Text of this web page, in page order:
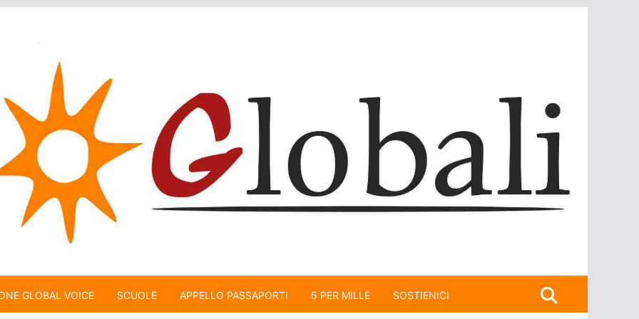
GLOBAL VOICE SCUOLE APPELLO PASSAPORTI 5 PER MILLE SOSTIENICI